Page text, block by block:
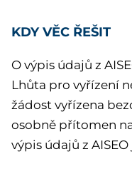
KDY VĚC ŘEŠIT
O výpis údajů z
Lhůta pro vyřízení
žádost vyřízena
osobně přítomen
výpis údajů z